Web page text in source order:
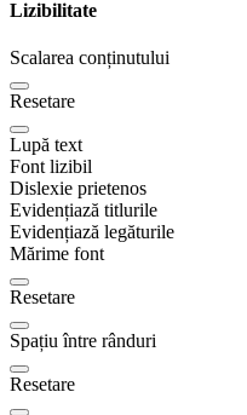
Lizibilitate
Scalarea conținutului
Resetare
Lupă text
Font lizibil
Dislexie prietenos
Evidențiază titlurile
Evidențiază legăturile
Mărime font
Resetare
Spațiu între rânduri
Resetare